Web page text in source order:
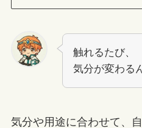
触れるたび、
気分が変わる
気分や用途に合わせて、